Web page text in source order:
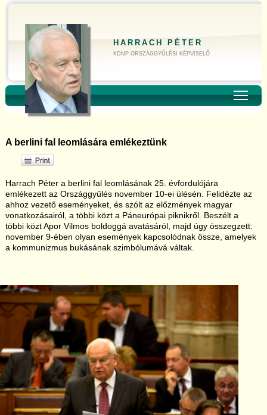
HARRACH PÉTER
KDNP ORSZÁGGYŰLÉSI KÉPVISELŐ
A berlini fal leomlására emlékeztünk
Harrach Péter a berlini fal leomlásának 25. évfordulójára
emlékezett az Országgyűlés november 10-ei ülésén. Felidézte az
ahhoz vezető eseményeket, és szólt az előzmények magyar
vonatkozásairól, a többi közt a Páneurópai piknikről. Beszélt a
többi közt Apor Vilmos boldoggá avatásáról, majd úgy összegzett:
november 9-ében olyan események kapcsolódnak össze, amelyek
a kommunizmus bukásának szimbólumává váltak.